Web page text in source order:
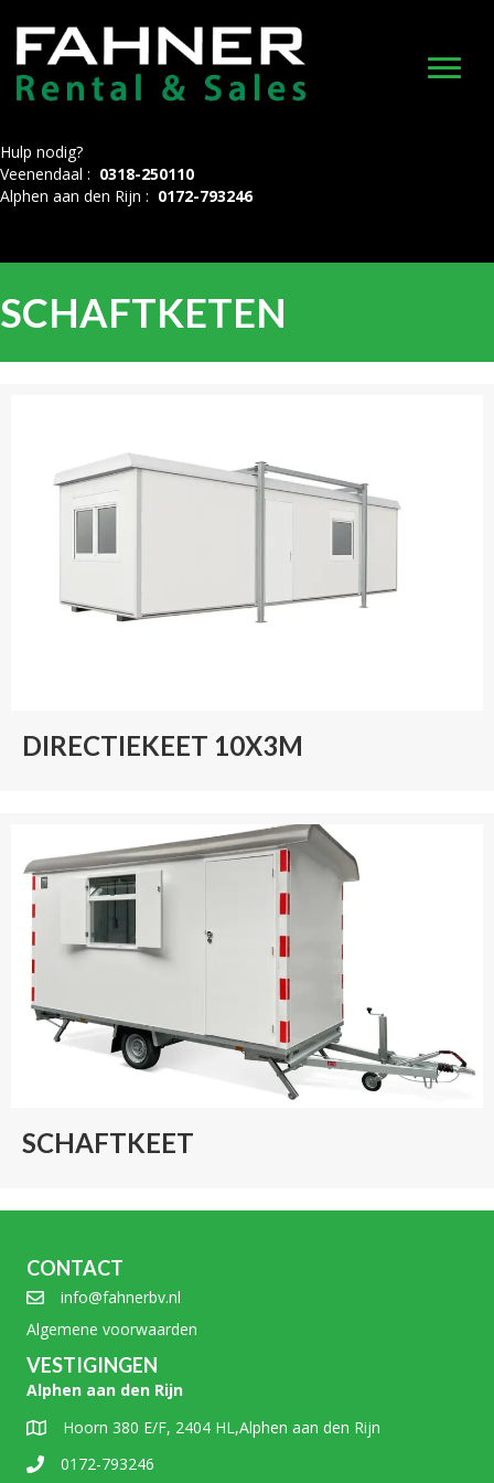
Hulp nodig?
Veenendaal : 0318-250110
Alphen aan den Rijn : 0172-793246
SCHAFTKETEN
DIRECTIEKEET 10X3M
SCHAFTKEET
CONTACT
info@fahnerbv.nl
Algemene voorwaarden
VESTIGINGEN
Alphen aan den Rijn
Hoorn 380 E/F, 2404 HL,Alphen aan den Rijn
0172-793246